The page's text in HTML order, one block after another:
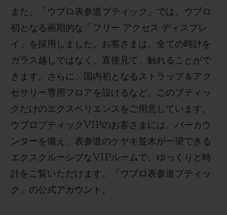
また、「ウブロ表参道ブティック」では、ウブロ
初となる画期的な「フリー アクセス ディスプレ
イ」を採用しました。お客さまは、全ての時計を
ガラス越しではなく、直接見て、触れることがで
きます。さらに、国内初となるストラップ＆アク
セサリー専用フロアを設けるなど、このブティッ
クだけのエクスペリエンスをご用意しています。
ウブロブティック VIPのお客さまには、バーカウ
ンターを備え 、 表参道のケヤキ並木が一望できる
エクスクルーシブなVIPルームで、ゆっくりと時
計をご覧いただけます。
「ウブロ表参道ブティッ
ク」の公式アカウント。